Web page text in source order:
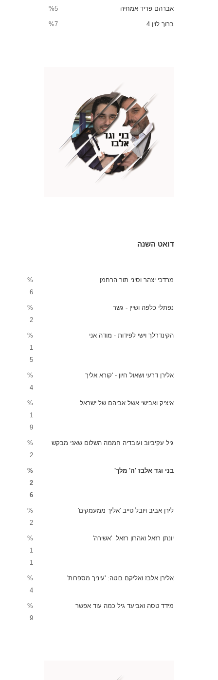
אברהם פריד אמחיה %5
ברוך לוין 4 %7
דואט השנה
מרדכי יצהר וסיני תור הרחמן
%
6
נפתלי כלפה ושיין - גשר
%
2
הקינדרלך וישי לפידות - מודה אני
%
1
5
אלירן דרעי ושאול חיון - 'קורא אליך
%
4
איציק ואבישי אשל אביהם של ישראל
%
1
9
גיל עקיביוב ועובדיה חממה השלום שאני מבקש
%
2
בני וגד אלבז 'ה' מלך'
%
2
6
לירן אביב ויובל טייב 'אליך ממעמקים'
%
2
יונתן רזאל ואהרון רזאל 'אשירה'
%
1
1
אלירן אלבז ואליקם בוטה: 'עיניך מספרות'
%
4
מידד טסה ואביעד גיל כמה עוד אפשר
%
9